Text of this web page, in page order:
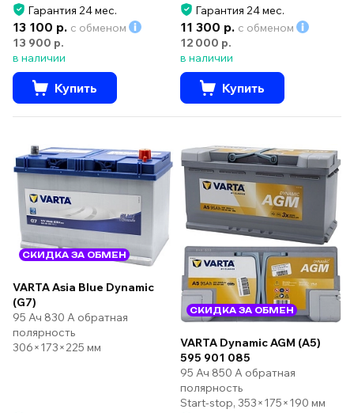
Гарантия 24 мес.
13 100 р. с обменом
13 900 р.
в наличии
Купить
Гарантия 24 мес.
11 300 р. с обменом
12 000 р.
в наличии
Купить
СКИДКА ЗА ОБМЕН
VARTA Asia Blue Dynamic
(G7)
95 Ач 830 А обратная
полярность
306×173×225 мм
СКИДКА ЗА ОБМЕН
VARTA Dynamic AGM (А5)
595 901 085
95 Ач 850 А обратная
полярность
Start-stop, 353×175×190 мм